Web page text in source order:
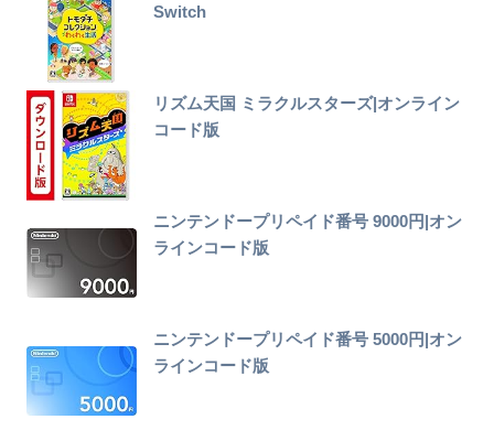
Switch
リズム天国 ミラクルスターズ|オンライン
コード版
ニンテンドープリペイド番号 9000円|オン
ラインコード版
ニンテンドープリペイド番号 5000円|オン
ラインコード版